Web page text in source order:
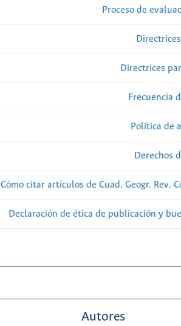
Proceso de
Directrices
Frecuencia
Política de
Derechos
Cómo citar artículos de Cuad. Geogr. Rev.
Declaración de ética de publicación y
Autores